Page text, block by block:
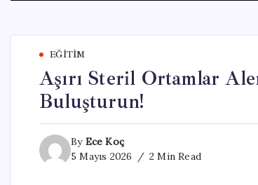
EĞITIM
Aşırı Steril Ortamlar
Buluşturun!
By Ece Koç
5 Mayıs 2026
2 Min Read